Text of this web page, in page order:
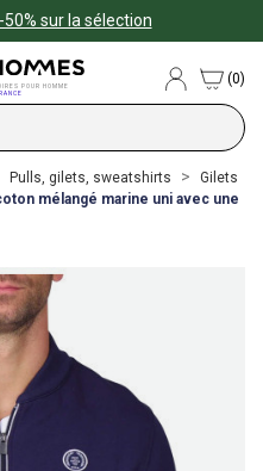
50% sur la sélection
POUR HOMME
(0)
Pulls, gilets, sweatshirts
Gilets
mélangé marine uni avec une